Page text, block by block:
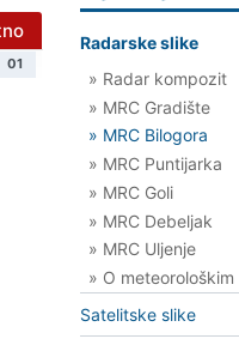
01
Radarske slike
» Radar kompozit
» MRC Gradište
» MRC Bilogora
» MRC Puntijarka
» MRC Goli
» MRC Debeljak
» MRC Uljenje
» O meteorološkim
Satelitske slike